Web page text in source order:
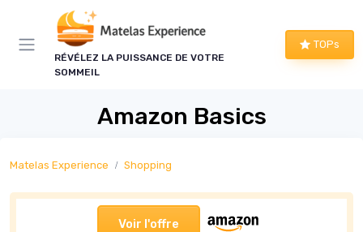
RÉVÉLEZ LA PUISSANCE DE VOTRE
SOMMEIL
TOPs
Amazon Basics
Matelas Experience Shopping
Voir l'offre
Panneau de gestion des cookies